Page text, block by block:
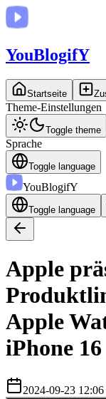
YouBlogifY
Startseite
Theme-Einstellungen
Toggle theme
Sprache
Toggle language
YouBlogifY
Toggle language
Apple
Apple
iPhone 16
2024-09-23 12:06